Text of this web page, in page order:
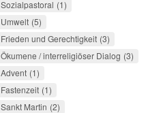
Sozialpastoral 1
Umwelt 5
Frieden und Gerechtigkeit 3
Ökumene / interreligiöser Dialog 3
Advent 1
Fastenzeit 1
Sankt Martin 2